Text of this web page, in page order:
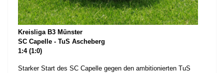
Kreisliga B3 Münster
SC Capelle - TuS Ascheberg
1:4 (1:0)
Starker Start des SC Capelle gegen den ambitionierten TuS